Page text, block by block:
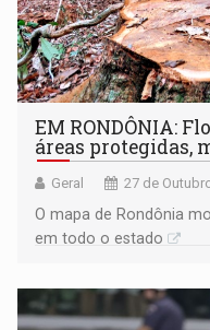
EM RONDÔNIA:
áreas protegidas,
Geral 27 de
O mapa de Rondônia
em todo o estado